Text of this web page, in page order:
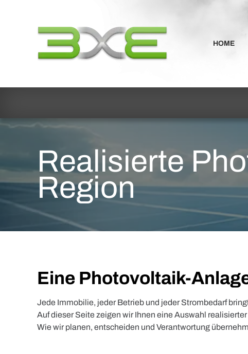
HOME
Realisierte
Region
Eine Photovoltaik-
Jede Immobilie, jeder Betrieb und jeder Strombedarf
Auf dieser Seite zeigen wir Ihnen eine Auswahl
Wie wir planen, entscheiden und Verantwortung